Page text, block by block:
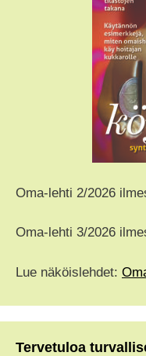
Oma-lehti 2/2026
Oma-lehti 3/2026
Lue näköislehdet:
Tervetuloa